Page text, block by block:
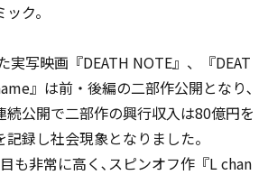
ク。
実写映画『DEATH NOTE』、『DEAT
』は前・後編の二部作公開となり､
続公開で二部作の興行収入は80億円を
録し社会現象となりました。
も非常に高く､スピンオフ作『L chan